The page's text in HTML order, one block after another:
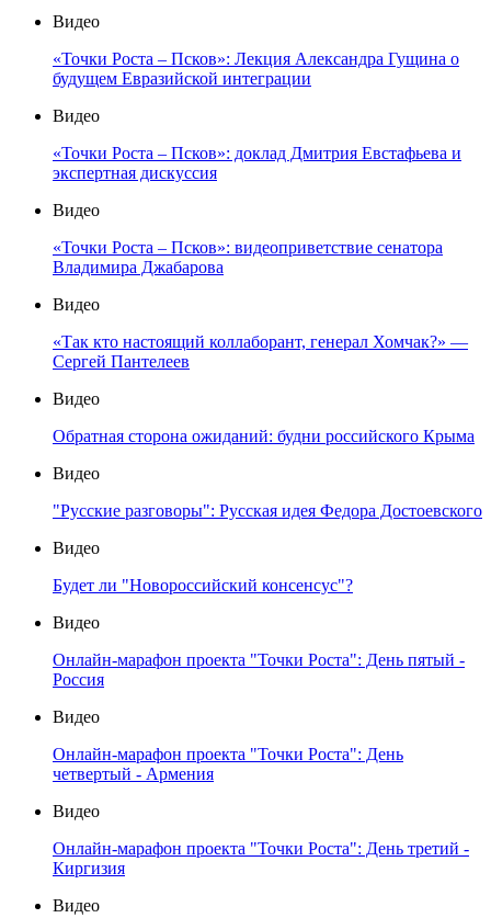
Видео
«Точки Роста – Псков»: Лекция Александра Гущина о
будущем Евразийской интеграции
Видео
«Точки Роста – Псков»: доклад Дмитрия Евстафьева и
экспертная дискуссия
Видео
«Точки Роста – Псков»: видеоприветствие сенатора
Владимира Джабарова
Видео
«Так кто настоящий коллаборант, генерал Хомчак?» —
Сергей Пантелеев
Видео
Обратная сторона ожиданий: будни российского Крыма
Видео
"Русские разговоры": Русская идея Федора Достоевского
Видео
Будет ли "Новороссийский консенсус"?
Видео
Онлайн-марафон проекта "Точки Роста": День пятый -
Россия
Видео
Онлайн-марафон проекта "Точки Роста": День
четвертый - Армения
Видео
Онлайн-марафон проекта "Точки Роста": День третий -
Киргизия
Видео